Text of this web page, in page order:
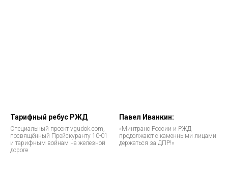
Тарифный ребус РЖД
Специальный проект vgudok.com,
посвящённый Прейскуранту 10-01
и тарифным войнам на железной
дороге
Павел Иванкин:
«Минтранс России и РЖД
продолжают с каменными лицами
держаться за ДПР!»